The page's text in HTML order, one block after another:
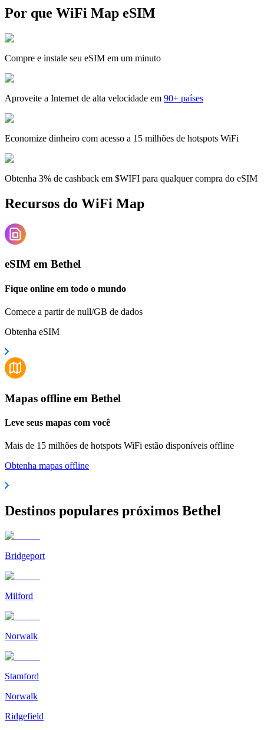
Por que WiFi Map eSIM
Compre e instale seu eSIM em um minuto
Aproveite a Internet de alta velocidade em 90+ países
Economize dinheiro com acesso a 15 milhões de hotspots WiFi
Obtenha 3% de cashback em $WIFI para qualquer compra do eSIM
Recursos do WiFi Map
eSIM em Bethel
Fique online em todo o mundo
Comece a partir de null/GB de dados
Obtenha eSIM
Mapas offline em Bethel
Leve seus mapas com você
Mais de 15 milhões de hotspots WiFi estão disponíveis offline
Obtenha mapas offline
Destinos populares próximos Bethel
Bridgeport
Milford
Norwalk
Stamford
Norwalk
Ridgefield